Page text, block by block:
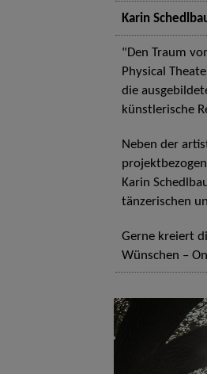
Karin
"Den Traum
Physical
die
künstlerische
Neben der
Karin
tänzerischen
Gerne kreiert
Wünschen –